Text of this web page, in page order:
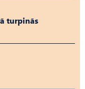
turpinās